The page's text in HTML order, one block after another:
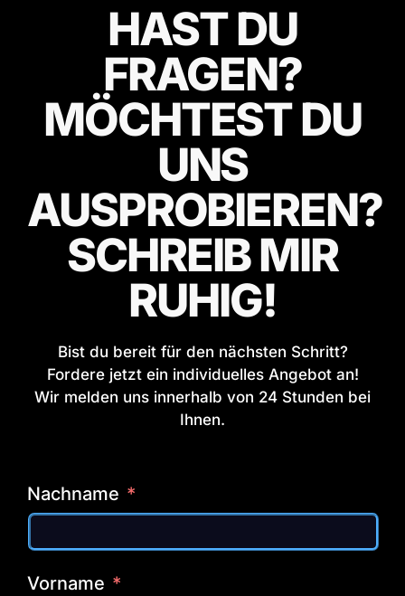
HAST DU
FRAGEN?
MÖCHTEST DU
UNS
AUSPROBIEREN?
SCHREIB MIR
RUHIG!
Bist du bereit für den nächsten Schritt?
Fordere jetzt ein individuelles Angebot an!
Wir melden uns innerhalb von 24 Stunden bei
Ihnen.
Nachname
Vorname